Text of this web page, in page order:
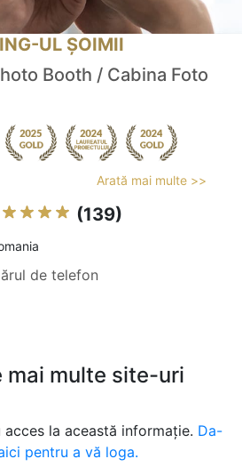
UL ȘOIMII
Booth / Cabina Foto
Arată mai multe >>
(139)
de telefon
mai multe site-uri
la această informație. Da-
pentru a vă loga.